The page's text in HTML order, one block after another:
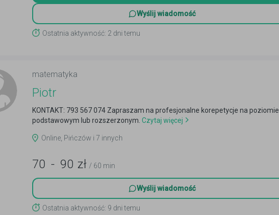
Wyślij wiadomość
Ostatnia aktywność: 2 dni temu
matematyka
Piotr
KONTAKT: 793 567 074 Zapraszam na profesjonalne korepetycje na poziomie
podstawowym lub rozszerzonym. Czytaj więcej
Online, Pińczów i 7 innych
70 - 90 zł / 60 min
Wyślij wiadomość
Ostatnia aktywność: 9 dni temu